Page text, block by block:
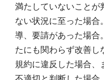
満たしていないことが
ない状況に至った場合
導、要請があった場合
たにも関わらず改善し
規約に違反した場合、